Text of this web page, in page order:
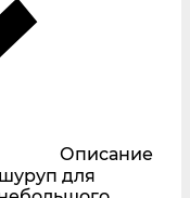
Описание
для